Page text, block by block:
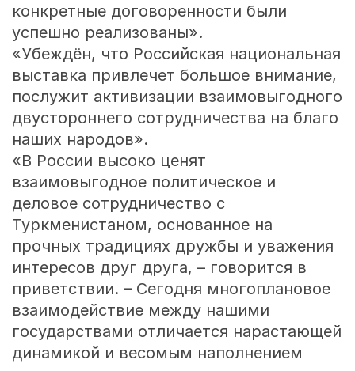
конкретные договоренности были
успешно реализованы».
«Убеждён, что Российская национальная
выставка привлечет большое внимание,
послужит активизации взаимовыгодного
двустороннего сотрудничества на благо
наших народов».
«В России высоко ценят
взаимовыгодное политическое и
деловое сотрудничество с
Туркменистаном, основанное на
прочных традициях дружбы и уважения
интересов друг друга, – говорится в
приветствии. – Сегодня многоплановое
взаимодействие между нашими
государствами отличается нарастающей
динамикой и весомым наполнением